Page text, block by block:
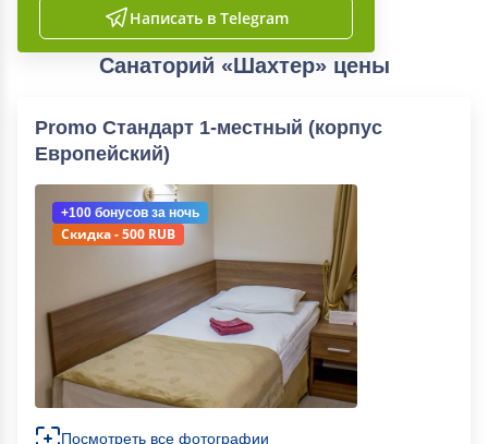
Написать в Telegram
Санаторий «Шахтер» цены
Promo Стандарт 1-местный (корпус
Европейский)
+100 бонусов за ночь
Скидка - 500 RUB
Посмотреть все фотографии